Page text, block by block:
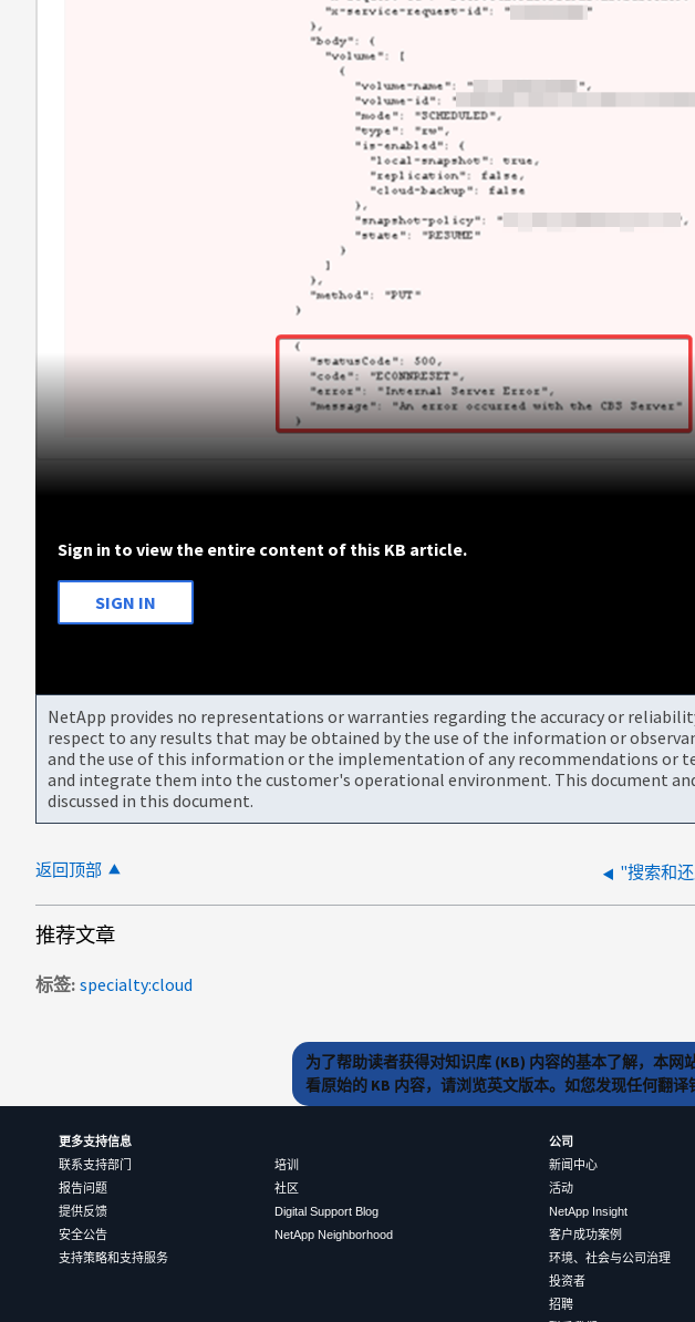
Sign in to view the entire content of this KB article.
SIGN IN
NetApp provides no representations or warranties regarding the accuracy or
respect to any results that may be obtained by the use of the information or
and the use of this information or the implementation of any recommendations or
and integrate them into the customer's operational environment. This document
discussed in this document.
返回顶部 "搜索和
推荐文章
标签 specialty:cloud
为了帮助读者获得对知识库 (KB) 内容的基本了解，本
看原始的 KB 内容，请浏览英文版本。如您发现任何翻
更多支持信息
联系支持部门
报告问题
提供反馈
安全公告
支持策略和支持服务
培训
社区
Digital Support Blog
NetApp Neighborhood
公司
新闻中心
活动
NetApp Insight
客户成功案例
环境、社会与公司治理
投资者
招聘